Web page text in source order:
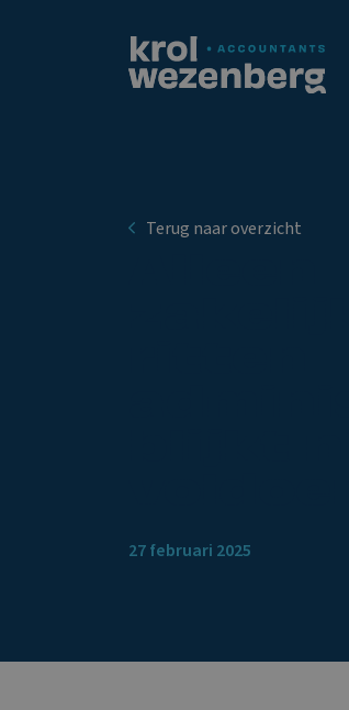
Terug naar overzicht
27 februari 2025